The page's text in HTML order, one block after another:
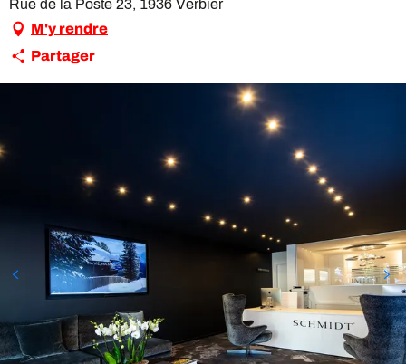
Rue de la Poste 23, 1936 Verbier
M'y rendre
Partager